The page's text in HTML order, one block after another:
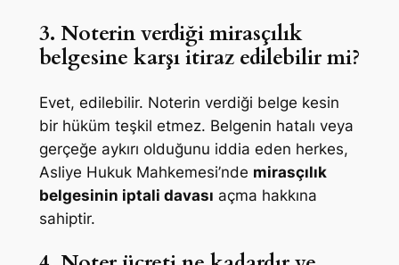
3. Noterin verdiği mirasçılık
belgesine karşı itiraz edilebilir mi?
Evet, edilebilir. Noterin verdiği belge kesin
bir hüküm teşkil etmez. Belgenin hatalı veya
gerçeğe aykırı olduğunu iddia eden herkes,
Asliye Hukuk Mahkemesi’nde mirasçılık
belgesinin iptali davası açma hakkına
sahiptir.